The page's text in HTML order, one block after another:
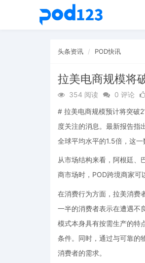
头条资讯 POD快讯
拉美电商规模将
354 阅读 0 评论
# 拉美电商规模预计将突破
度关注的消息。最新报告
全球平均水平的1.5倍，这一
从市场结构来看，阿根廷、
商市场时，POD跨境商家可
在消费行为方面，拉美消费
一半的消费者表示在遭遇不
模式本身具有按需生产的特
条件。同时，通过与可靠的
消费者的需求。